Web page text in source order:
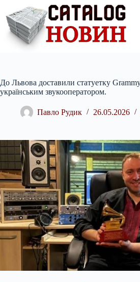
вмісту
До Львова доставили статуетку
українським звукооператором.
Павло Рудик 26.05.2026